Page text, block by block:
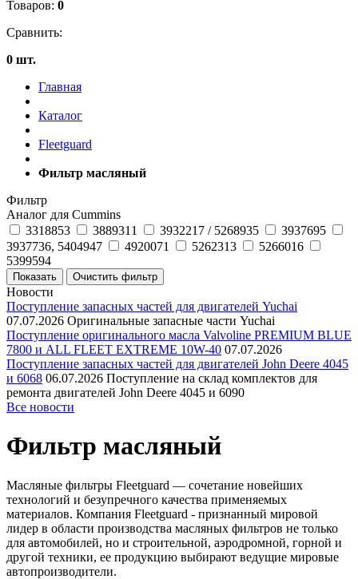
Товаров: 0
Сравнить:
0 шт.
Главная
Каталог
Fleetguard
Фильтр масляный
Фильтр
Аналог для Cummins
3318853
3889311 3932217 / 5268935
3937695
3937736, 5404947
4920071 5262313
5266016
5399594
Новости
Поступление запасных частей для двигателей Yuchai
07.07.2026 Оригинальные запасные части Yuchai
Поступление оригинального масла Valvoline PREMIUM BLUE
7800 и ALL FLEET EXTREME 10W-40 07.07.2026
Поступление запасных частей для двигателей John Deere 4045
и 6068 06.07.2026 Поступление на склад комплектов для
ремонта двигателей John Deere 4045 и 6090
Все новости
Фильтр масляный
Масляные фильтры Fleetguard — сочетание новейших
технологий и безупречного качества применяемых
материалов. Компания Fleetguard - признанный мировой
лидер в области производства масляных фильтров не только
для автомобилей, но и строительной, аэродромной, горной и
другой техники, ее продукцию выбирают ведущие мировые
автопроизводители.